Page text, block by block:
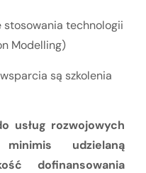
stosowania technologii
Modelling)
są szkolenia
usług rozwojowych
udzielaną
dofinansowania